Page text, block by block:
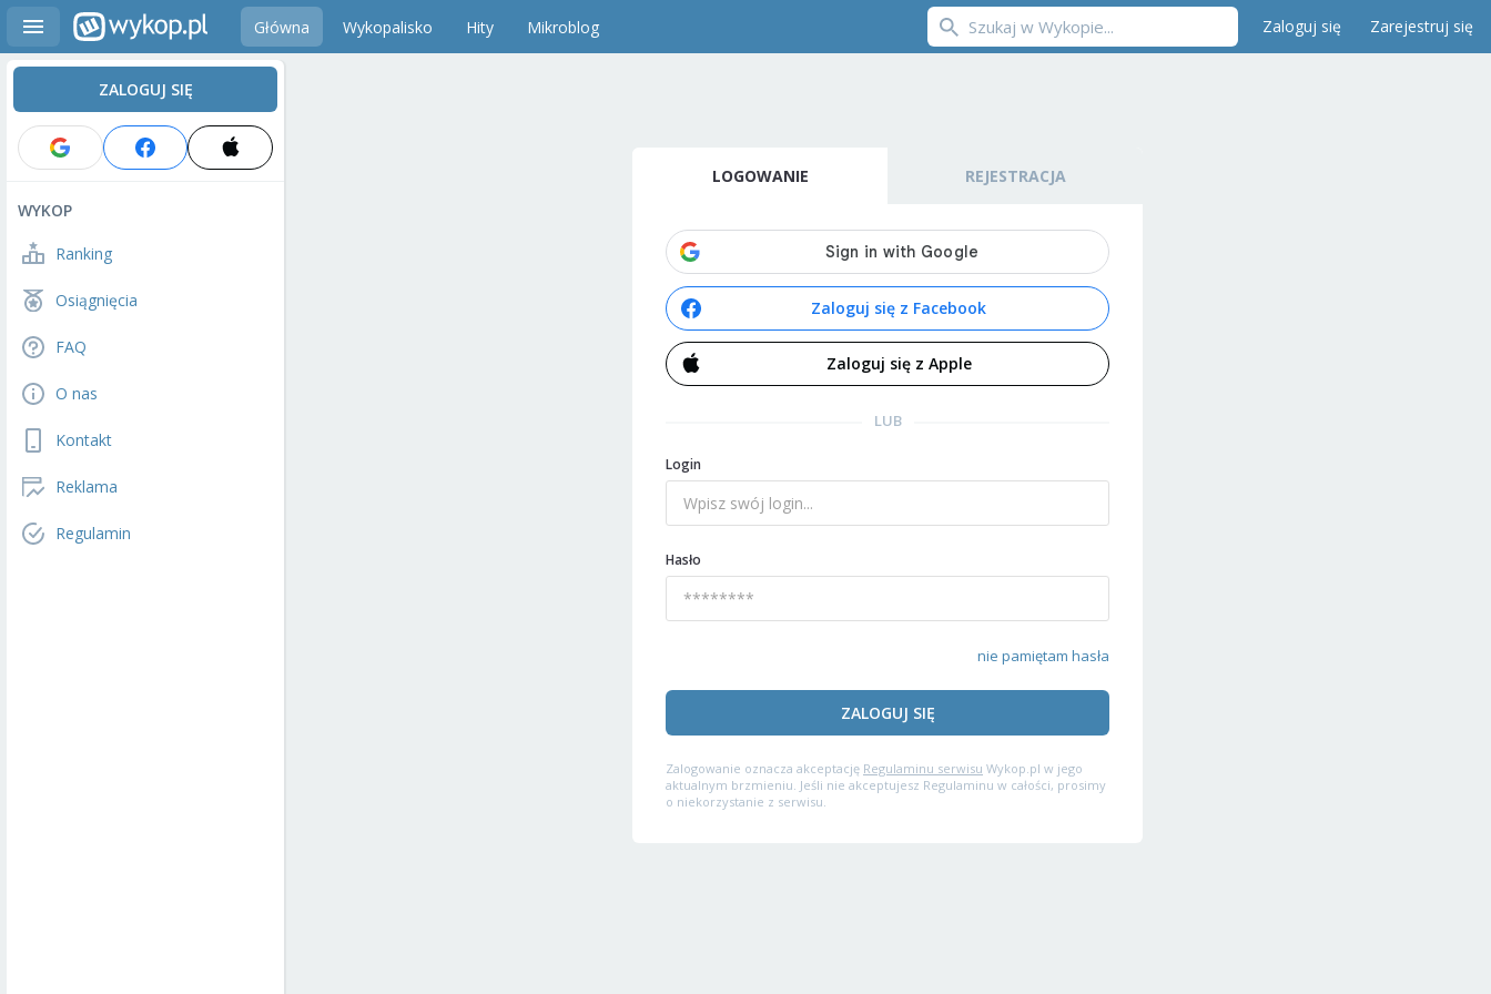
Główna Wykopalisko Hity Mikroblog Zaloguj się Zarejestruj się
ZALOGUJ SIĘ
WYKOP
Ranking
Osiągnięcia
FAQ
O nas
Kontakt
Reklama
Regulamin
LOGOWANIE REJESTRACJA
Zaloguj się z Facebook
Zaloguj się z Apple
LUB
Login
Hasło
nie pamiętam hasła
ZALOGUJ SIĘ
Zalogowanie oznacza akceptację Regulaminu serwisu Wykop.pl w jego
aktualnym brzmieniu. Jeśli nie akceptujesz Regulaminu w całości, prosimy
o niekorzystanie z serwisu.